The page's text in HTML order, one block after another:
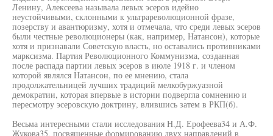
Ленину, Алексеева называла левых эсеров идейно
неустойчивыми, склонными к ультрареволюционной фразе,
позерству и авантюризму, хотя и отмечала, что среди левых эсеров
были честные революционеры (как, например, Натансон), которые
хотя и признавали Советскую власть, но оставались противниками
марксизма. Партия Революционного Коммунизма, созданная
после распада партии левых эсеров в июле 1918 г. и членом
которой являлся Натансон, по ее мнению, стала
продолжательницей лучших традиций мелкобуржуазной
демократии, которая впервые в истории подвергла сомнению и
пересмотру эсеровскую доктрину, влившись затем в РКП(б).
Весьма интересными стали исследования Н.Д. Ерофеева34 и А.Ф.
Жукова35, посвященные формированию двух направлений в